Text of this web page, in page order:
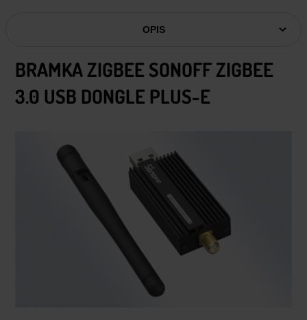
OPIS
BRAMKA ZIGBEE SONOFF ZIGBEE
3.0 USB DONGLE PLUS-E